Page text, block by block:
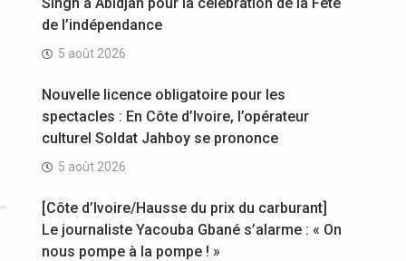
de l’indépendance
5 août 2026
Nouvelle licence obligatoire pour les
spectacles : En Côte d’Ivoire, l’opérateur
culturel Soldat Jahboy se prononce
5 août 2026
[Côte d’Ivoire/Hausse du prix du carburant]
Le journaliste Yacouba Gbané s’alarme : « On
nous pompe à la pompe ! »